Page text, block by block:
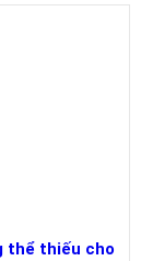
thể thiếu cho